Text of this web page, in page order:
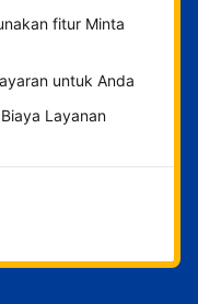
fitur Minta
untuk Anda
Layanan